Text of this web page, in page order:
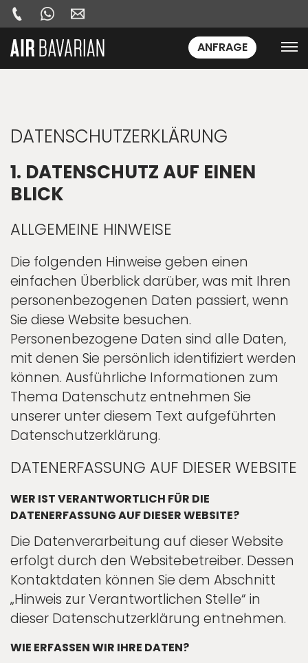
ANFRAGE
DATENSCHUTZ­ERKLÄRUNG
1. DATENSCHUTZ AUF EINEN
BLICK
ALLGEMEINE HINWEISE
Die folgenden Hinweise geben einen
einfachen Überblick darüber, was mit Ihren
personenbezogenen Daten passiert, wenn
Sie diese Website besuchen.
Personenbezogene Daten sind alle Daten,
mit denen Sie persönlich identifiziert werden
können. Ausführliche Informationen zum
Thema Datenschutz entnehmen Sie
unserer unter diesem Text aufgeführten
Datenschutzerklärung.
DATENERFASSUNG AUF DIESER WEBSITE
WER IST VERANTWORTLICH FÜR DIE
DATENERFASSUNG AUF DIESER WEBSITE?
Die Datenverarbeitung auf dieser Website
erfolgt durch den Websitebetreiber. Dessen
Kontaktdaten können Sie dem Abschnitt
„Hinweis zur Verantwortlichen Stelle“ in
dieser Datenschutzerklärung entnehmen.
WIE ERFASSEN WIR IHRE DATEN?